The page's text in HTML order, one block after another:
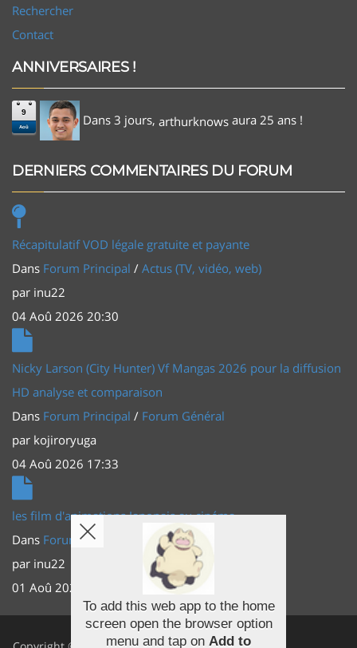
Rechercher
Contact
ANNIVERSAIRES !
9
Aoû Dans 3 jours, arthurknows aura 25 ans !
DERNIERS COMMENTAIRES DU FORUM
Récapitulatif VOD légale gratuite et payante
Dans Forum Principal / Actus (TV, vidéo, web)
par inu22
04 Aoû 2026 20:30
Nicky Larson (City Hunter) Vf Mangas 2026 pour la diffusion
HD analyse et comparaison
Dans Forum Principal / Forum Général
par kojiroryuga
04 Aoû 2026 17:33
les film d'animations Japonais au cinéma
Dans Forum Principal
Actus (TV, vidéo, web)
par inu22
01 Aoû 2026 20:56
Facebook
To add this web app to the home
screen open the browser option
menu and tap on Add to